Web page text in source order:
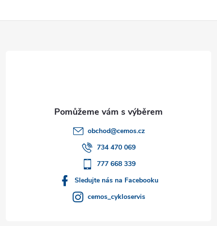
obchod@cemos.cz
734 470 069
777 668 339
Sledujte nás na Facebooku
cemos_cykloservis